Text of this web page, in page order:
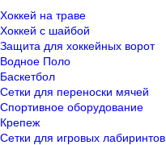
Хоккей на траве
Хоккей с шайбой
Защита для хоккейных ворот
Водное Поло
Баскетбол
Сетки для переноски мячей
Спортивное оборудование
Крепеж
Сетки для игровых лабиринтов